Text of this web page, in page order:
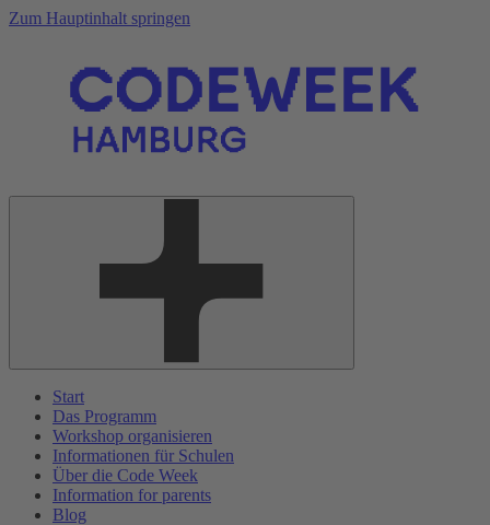
Zum Hauptinhalt springen
Start
Das Programm
Workshop organisieren
Informationen für Schulen
Über die Code Week
Information for parents
Blog